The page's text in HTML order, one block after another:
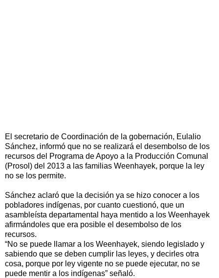
El secretario de Coordinación de la gobernación, Eulalio
Sánchez, informó que no se realizará el desembolso de los
recursos del Programa de Apoyo a la Producción Comunal
(Prosol) del 2013 a las familias Weenhayek, porque la ley
no se los permite.
Sánchez aclaró que la decisión ya se hizo conocer a los
pobladores indígenas, por cuanto cuestionó, que un
asambleísta departamental haya mentido a los Weenhayek
afirmándoles que era posible el desembolso de los
recursos.
“No se puede llamar a los Weenhayek, siendo legislado y
sabiendo que se deben cumplir las leyes, y decirles otra
cosa, porque por ley vigente no se puede ejecutar, no se
puede mentir a los indígenas” señaló.